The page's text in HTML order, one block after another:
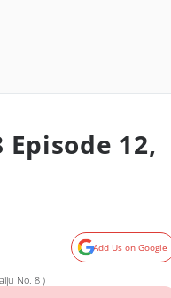
12,
Add Us on Google
No. 8 )